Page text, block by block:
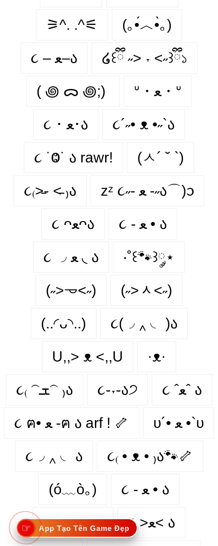
⚞^. .^⚟ (｡•́︿•̀｡)
૮ – ﻌ–ა ໒꒰ྀི ˶> ˕ <˶꒱ྀི১
( ꩜ ᯅ ꩜;)⁭ ⁭ ᐡ・ﻌ・ᐡ
૮ ･ ﻌ･ა ૮´˶• ᴥ •˶`ა
૮ ˙Ⱉ˙ ა rawr! (ㅅ´ ˘ `)
૮₍˃̵֊ ˂̵ ₎ა zᶻ ૮˶- ﻌ -˶ა⌒)ᦱ
૮ ᴖﻌᴖა ૮ - ﻌ • ა⁩
૮ ◞ ﻌ ◟ ა ‧˚꒰🐾꒱༘⋆
(˶˃𐃷˂˶) (˶˃ᆺ˂˶)
(..◜ᴗ◝..) ૮(◞ ‸ ◟ )ა
U,,> ᴥ <,,U ·ᴥ·
૮₍ 𝁽ܫ𝁽 ₎ა ૮֊˕֊ა੭ ૮ ˆﻌˆ ა
૮ ฅ• ﻌ -ฅ ა arf ! 🦴 υ´• ﻌ •`υ
૮◞ ‸ ◟ ა ૮₍ • ᴥ • ₎ა🐾🦴
(ó﹏ò｡) ૮ - ﻌ • ა
૮⍝• ᴥ •⍝ა ૮ >ﻌ< ა ☞ App Tạo Tên Game Đẹp